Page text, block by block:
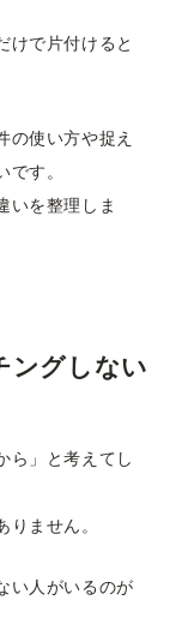
けで片付けると
の使い方や捉え
す。
いを整理しま
ングしない
ら」と考えてし
ません。
い人がいるのが